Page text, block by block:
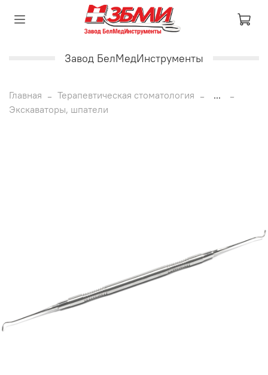
Завод БелМедИнструменты
Главная Терапевтическая стоматология
...
Экскаваторы, шпатели